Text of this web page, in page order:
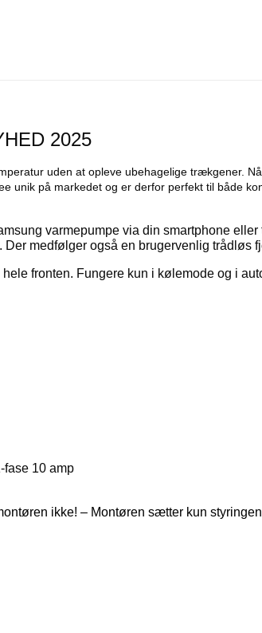
2025
uden at opleve ubehagelige trækgener.
unik på markedet og er derfor perfekt til både
varmepumpe via din smartphone
medfølger også en brugervenlig trådløs
fronten. Fungere kun i kølemode og i
fase 10 amp
ikke! – Montøren sætter kun